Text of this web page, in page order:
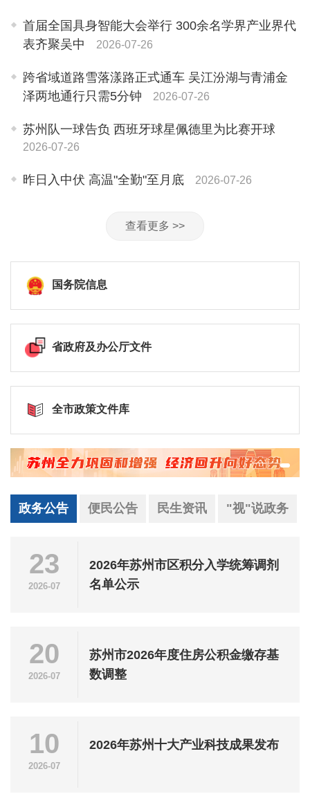
首届全国具身智能大会举行 300余名学界产业界代
表齐聚吴中
2026-07-26
跨省域道路雪落漾路正式通车 吴江汾湖与青浦金
泽两地通行只需5分钟
2026-07-26
苏州队一球告负 西班牙球星佩德里为比赛开球
2026-07-26
昨日入中伏 高温"全勤"至月底 2026-07-26
查看更多 >>
国务院信息
省政府及办公厅文件
全市政策文件库
政务公告 便民公告 民生资讯 "视"说政务
23
2026-07
2026年苏州市区积分入学统筹调剂
名单公示
20
2026-07
苏州市2026年度住房公积金缴存基
数调整
10
2026-07
2026年苏州十大产业科技成果发布